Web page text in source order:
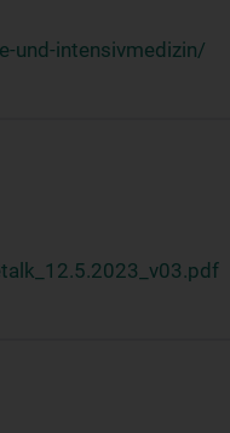
und-intensivmedizin/